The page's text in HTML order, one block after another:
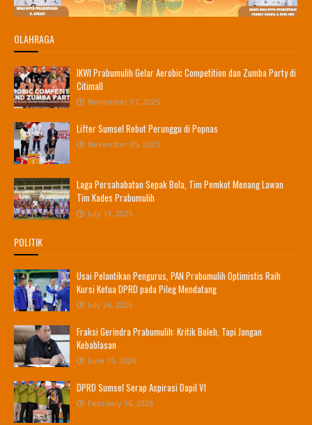
OLAHRAGA
IKWI Prabumulih Gelar Aerobic Competition dan Zumba Party di
Citimall
November 07, 2025
Lifter Sumsel Rebut Perunggu di Popnas
November 05, 2025
Laga Persahabatan Sepak Bola, Tim Pemkot Menang Lawan
Tim Kades Prabumulih
July 13, 2025
POLITIK
Usai Pelantikan Pengurus, PAN Prabumulih Optimistis Raih
Kursi Ketua DPRD pada Pileg Mendatang
July 26, 2026
Fraksi Gerindra Prabumulih: Kritik Boleh, Tapi Jangan
Kebablasan
June 15, 2026
DPRD Sumsel Serap Aspirasi Dapil VI
February 16, 2026